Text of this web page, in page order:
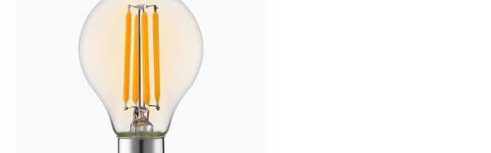
Beschermingsgraad